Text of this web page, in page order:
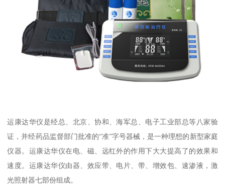
运康达华仪是经总、北京、协和、海军总、电子工业部总等八家验
证，并经药品监督部门批准的“准”字号器械，是一种理想的新型家庭
仪器。运康达华仪在电、磁、远红外的作用下大大提高了的效果和
速度。运康达华仪由器、效应带、电片、带、增效包、速渗液，激
光照射器七部份组成。